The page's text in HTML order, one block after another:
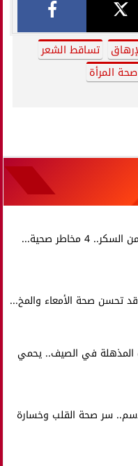
تساقط الشعر
صحة المرأة
4 مخاطر صحية...
المذهلة في الصيف.. يحمي
سر صحة القلب وخسارة